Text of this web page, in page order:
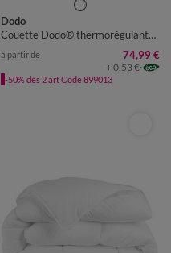
Dodo
Couette Dodo® thermorégulante Suprelle Climat 300 g/m²
à partir de 74,99 €
+ 0,53 €
-50% dès 2 art Code 899013